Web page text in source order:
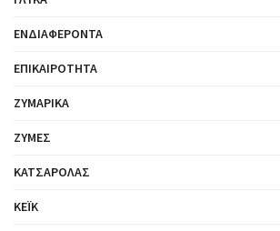
ΕΝΔΙΑΦΈΡΟΝΤΑ
ΕΠΙΚΑΙΡΌΤΗΤΑ
ΖΥΜΑΡΙΚΆ
ΖΎΜΕΣ
ΚΑΤΣΑΡΌΛΑΣ
ΚΈΙΚ